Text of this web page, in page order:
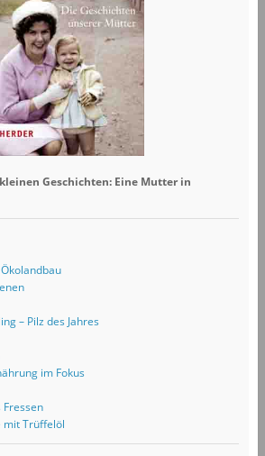
Geschichten: Eine Mutter in
– Pilz des Jahres
im Fokus
mit Trüffelöl